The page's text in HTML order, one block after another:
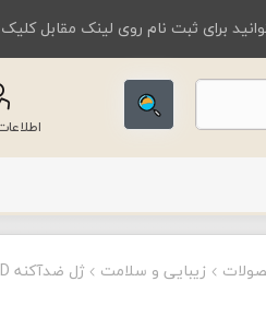
برای ثبت نام روی لینک مقابل
زیبایی و سلامت ژل ضدآکنه MND